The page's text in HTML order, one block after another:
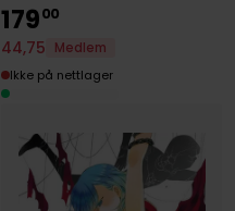
17900
44,75
Medlem
Ikke på nettlager